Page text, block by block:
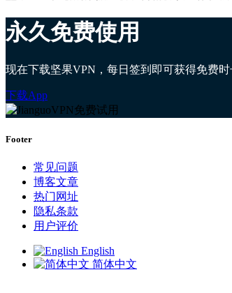
永久免费使用
现在下载坚果VPN，每日签到即可获得免费时
下载App
Footer
常见问题
博客文章
热门网址
隐私条款
用户评价
English
简体中文